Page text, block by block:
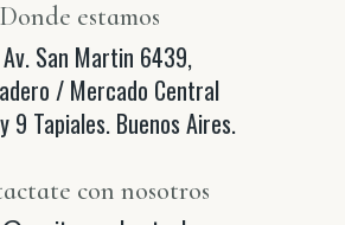
Donde estamos
Av. San Martin 6439,
/ Mercado Central
9 Tapiales. Buenos Aires.
con nosotros